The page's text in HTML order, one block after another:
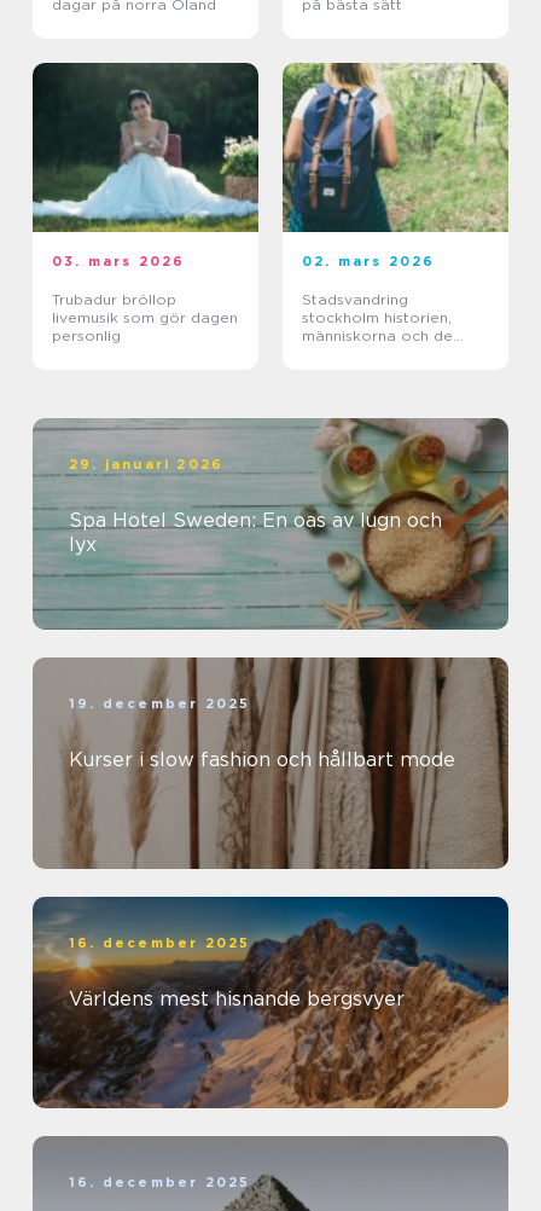
dagar på norra Öland på bästa sätt
03. mars 2026
Trubadur bröllop
livemusik som gör dagen
personlig
02. mars 2026
Stadsvandring
stockholm historien,
människorna och de
29. januari 2026
Spa Hotel Sweden: En oas av lugn och
lyx
19. december 2025
Kurser i slow fashion och hållbart mode
16. december 2025
Världens mest hisnande bergsvyer
16. december 2025